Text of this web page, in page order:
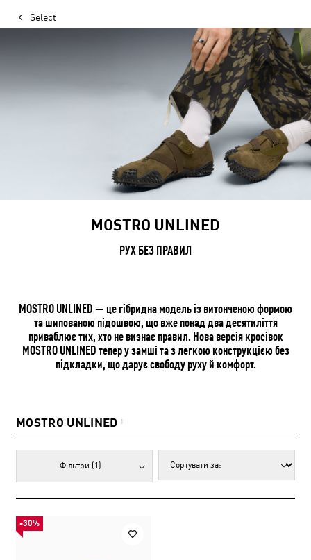
Select
MOSTRO UNLINED
РУХ БЕЗ ПРАВИЛ
MOSTRO UNLINED — це гібридна модель із витонченою формою
та шипованою підошвою, що вже понад два десятиліття
приваблює тих, хто не визнає правил. Нова версія кросівок
MOSTRO UNLINED тепер у замші та з легкою конструкцією без
підкладки, що дарує свободу руху й комфорт.
MOSTRO UNLINED 1
Фільтри (1)
-30%